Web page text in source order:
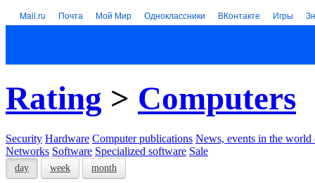
Mail.ru Почта Мой Мир Одноклассники ВКонтакте Игры
Rating > Computers
Security Hardware Computer publications News, events in the world
Networks Software Specialized software Sale
day week month